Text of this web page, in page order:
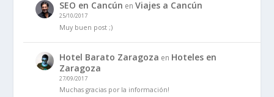
SEO en Cancún enViajes a Cancún
25/10/2017
Muy buen post ;)
Hotel Barato Zaragoza en Hoteles en
Zaragoza
27/09/2017
Muchas gracias por la información!